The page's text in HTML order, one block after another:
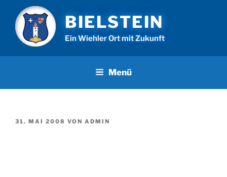
Inhalt
springen
BIELSTEIN
Ein Wiehler Ort mit Zukunft
Menü
VERÖFFENTLICHT
31. MAI 2008 VON ADMIN